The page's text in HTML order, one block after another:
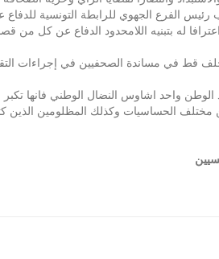
رئيس الفرع الجهوي للرابطة التونسية
له بتبنيه اللامحدود الدفاع عن كل من
يتخلف قط في مساندة الصحفيين في إجراءات
الوطن واحد اشاوس النضال الوطني فانها
الحساسيات وكذلك المظلومين الذين